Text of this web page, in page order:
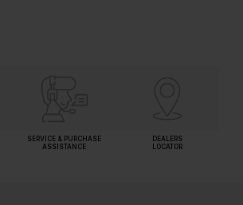
SERVICE & PURCHASE
ASSISTANCE
DEALERS
LOCATOR